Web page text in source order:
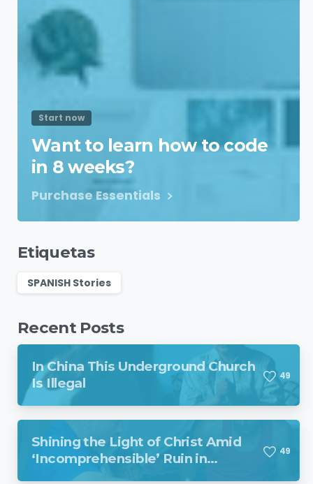
Start now
Want to learn how to code
in 8 weeks?
Purchase Essentials
Etiquetas
SPANISH Stories
Recent Posts
In China This Underground Church
Is Illegal
49
Shining the Light of Christ Amid
‘Incomprehensible’ Ruin in
Venezuela
49